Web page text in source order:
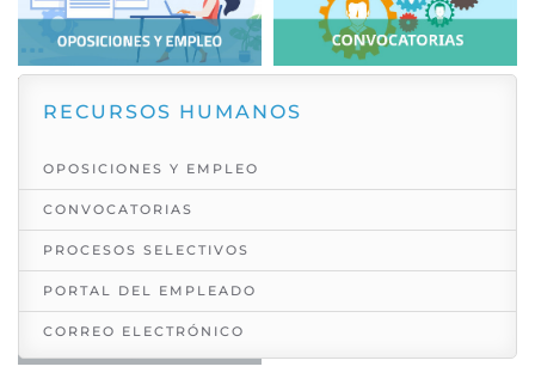
RECURSOS HUMANOS
OPOSICIONES Y EMPLEO
CONVOCATORIAS
PROCESOS SELECTIVOS
PORTAL DEL EMPLEADO
CORREO ELECTRÓNICO